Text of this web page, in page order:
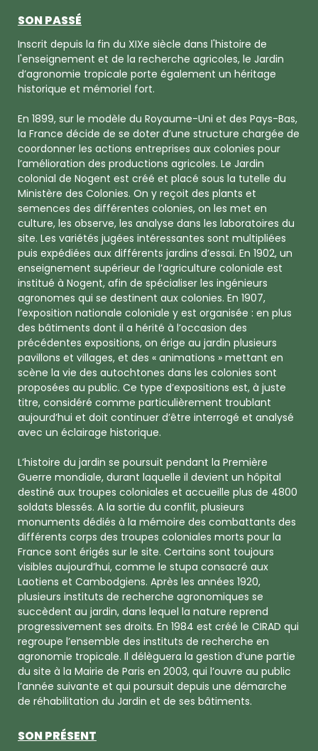
SON PASSÉ
Inscrit depuis la fin du XIXe siècle dans l'histoire de
l'enseignement et de la recherche agricoles, le Jardin
d’agronomie tropicale porte également un héritage
historique et mémoriel fort.
En 1899, sur le modèle du Royaume-Uni et des Pays-Bas,
la France décide de se doter d’une structure chargée de
coordonner les actions entreprises aux colonies pour
l’amélioration des productions agricoles. Le Jardin
colonial de Nogent est créé et placé sous la tutelle du
Ministère des Colonies. On y reçoit des plants et
semences des différentes colonies, on les met en
culture, les observe, les analyse dans les laboratoires du
site. Les variétés jugées intéressantes sont multipliées
puis expédiées aux différents jardins d’essai. En 1902, un
enseignement supérieur de l’agriculture coloniale est
institué à Nogent, afin de spécialiser les ingénieurs
agronomes qui se destinent aux colonies. En 1907,
l’exposition nationale coloniale y est organisée : en plus
des bâtiments dont il a hérité à l’occasion des
précédentes expositions, on érige au jardin plusieurs
pavillons et villages, et des « animations » mettant en
scène la vie des autochtones dans les colonies sont
proposées au public. Ce type d’expositions est, à juste
titre, considéré comme particulièrement troublant
aujourd’hui et doit continuer d’être interrogé et analysé
avec un éclairage historique.
L’histoire du jardin se poursuit pendant la Première
Guerre mondiale, durant laquelle il devient un hôpital
destiné aux troupes coloniales et accueille plus de 4800
soldats blessés. A la sortie du conflit, plusieurs
monuments dédiés à la mémoire des combattants des
différents corps des troupes coloniales morts pour la
France sont érigés sur le site. Certains sont toujours
visibles aujourd’hui, comme le stupa consacré aux
Laotiens et Cambodgiens. Après les années 1920,
plusieurs instituts de recherche agronomiques se
succèdent au jardin, dans lequel la nature reprend
progressivement ses droits. En 1984 est créé le CIRAD qui
regroupe l’ensemble des instituts de recherche en
agronomie tropicale. Il délèguera la gestion d’une partie
du site à la Mairie de Paris en 2003, qui l’ouvre au public
l’année suivante et qui poursuit depuis une démarche
de réhabilitation du Jardin et de ses bâtiments.
SON PRÉSENT